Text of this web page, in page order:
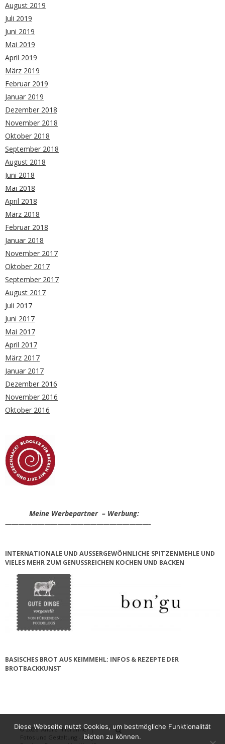
August 2019
Juli 2019
Juni 2019
Mai 2019
April 2019
März 2019
Februar 2019
Januar 2019
Dezember 2018
November 2018
Oktober 2018
September 2018
August 2018
Juni 2018
Mai 2018
April 2018
März 2018
Februar 2018
Januar 2018
November 2017
Oktober 2017
September 2017
August 2017
Juli 2017
Juni 2017
Mai 2017
April 2017
März 2017
Januar 2017
Dezember 2016
November 2016
Oktober 2016
Meine Werbepartner – Werbung:
——————————————————————-
INTERNATIONALE UND AUSSERGEWÖHNLICHE SPITZENMEHLE UND V
IELES MEHR ZUM GENUSSREICHEN KOCHEN UND BACKEN
BASISCHES BROT AUS KEIMMEHL: INFOS & REZEPTE DER
BROTBACKKUNST
© 2026André Hilbrunner |
Fotos und Gestaltung - Antje
Diese Webseite nutzt Cookies, um bestmögliche Funktionalität
bieten zu können.